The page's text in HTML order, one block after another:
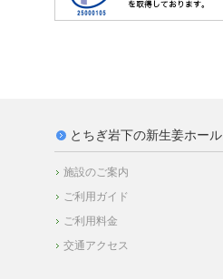
とちぎ岩下の新生姜ホール
施設のご案内
ご利用ガイド
ご利用料金
交通アクセス